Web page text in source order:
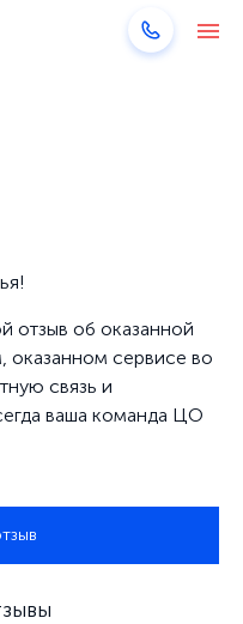
отзыв об оказанной
оказанном сервисе во
связь и
ваша команда ЦО